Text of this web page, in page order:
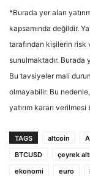
*Burada yer alan
kapsamında değildir.
tarafından kişilerin
sunulmaktadır.
Bu tavsiyeler mali
olmayabilir. Bu
yatırım kararı
TAGS altcoin
BTCUSD
çeyrek
ekonomi
euro